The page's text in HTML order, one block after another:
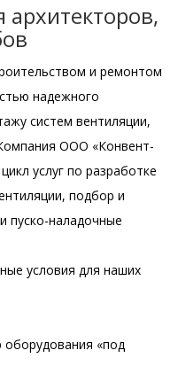
архитекторов,
и ремонтом
надежного
систем вентиляции,
ООО «Конвент-
услуг по разработке
подбор и
пуско-наладочные
условия для наших
«под